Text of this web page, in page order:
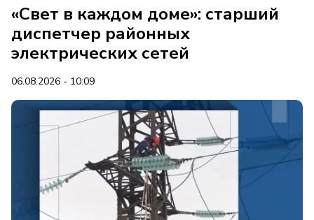
«Свет в каждом доме»: старший
диспетчер районных
электрических сетей
06.08.2026 - 10:09